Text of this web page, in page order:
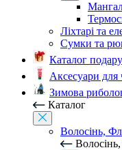
Ліхтарі та
Сумки та
Каталог
Аксесуари для
Зимова
Каталог
Волосінь,